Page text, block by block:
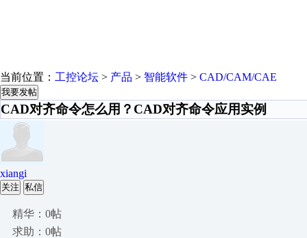
当前位置： 工控论坛 > 产品 > 智能软件 > CAD/CAM/CAE
我要发帖
CAD对齐命令怎么用？CAD对齐命令应用实例
xiangi
关注 私信
精华：0帖
求助：0帖